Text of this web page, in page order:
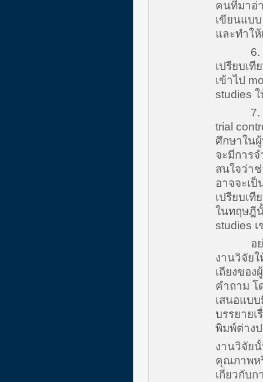
คนที่มาอ่
เขียนแบบ
และทำใ
6.
เปรียบเ
เข้าไป
studies
7.
trial
ศึกษาใน
จะมีการ
สนใจว่า
อาจจะเ
เปรียบเ
ในทฤษฎี
studies
อย่างไ
งานวิจัย
เถียงขอ
คำถาม โ
เสนอแบ
บรรยาย
พิมพ์ต่างป
งานวิจัย
คุณภาพห
เกี่ยวกับก